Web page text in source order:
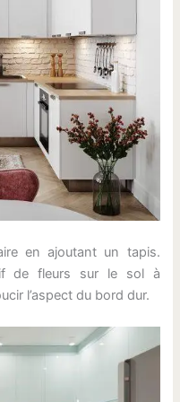
en ajoutant un tapis.
de fleurs sur le sol à
l’aspect du bord dur.